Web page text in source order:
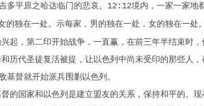
多平原之哈达临门的悲哀。 12:12境内，一家一家地
的独在一处。示每家，男的独在一处，女的独在一处。
起，第二印开始战争，一直赢，在前三年半结束时
历代圣徒复活被提，让以色列中尚未受印的那些人
基督就开始派兵围剿以色列。
的国家和以色列是建立盟友的关系，保持和平的。